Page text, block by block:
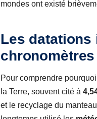
mondes ont existé
Les datations
Pour comprendre
la Terre, souvent cité à
et le recyclage du